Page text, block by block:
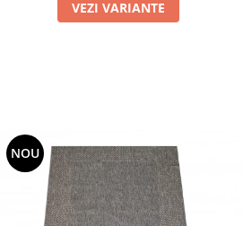
VEZI VARIANTE
NOU